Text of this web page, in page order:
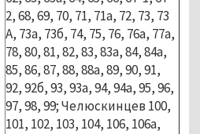
2, 68, 69, 70, 71, 71а, 72, 73, 73
А, 73а, 73б, 74, 75, 76, 76а, 77а,
78, 80, 81, 82, 83, 83а, 84, 84а,
85, 86, 87, 88, 88а, 89, 90, 91,
92, 92б, 93, 93а, 94, 94а, 95, 96,
97, 98, 99; Челюскинцев 100,
101, 102, 103, 104, 106, 106а,